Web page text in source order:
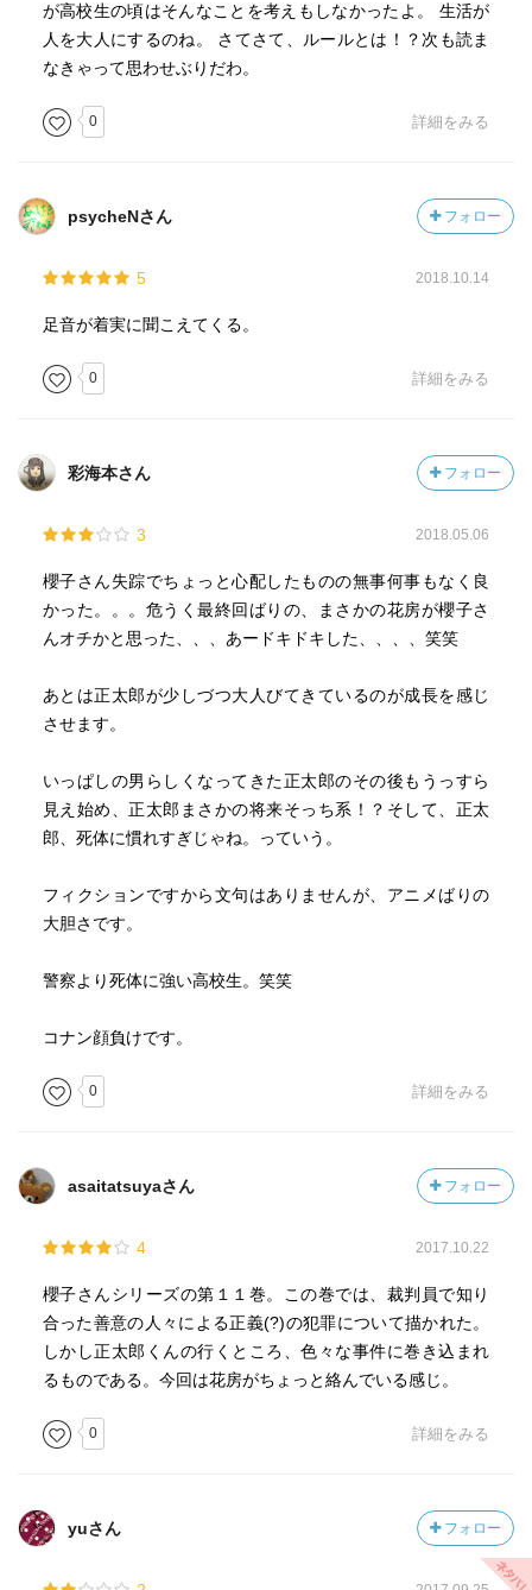
が高校生の頃はそんなことを考えもしなかったよ。 生活が
人を大人にするのね。 さてさて、ルールとは！？次も読ま
なきゃって思わせぶりだわ。
0 詳細をみる
psycheNさん フォロー
5 2018.10.14
足音が着実に聞こえてくる。
0 詳細をみる
彩海本さん フォロー
3 2018.05.06
櫻子さん失踪でちょっと心配したものの無事何事もなく良
かった。。。危うく最終回ばりの、まさかの花房が櫻子さ
んオチかと思った、、、あードキドキした、、、、笑笑
あとは正太郎が少しづつ大人びてきているのが成長を感じ
させます。
いっぱしの男らしくなってきた正太郎のその後もうっすら
見え始め、正太郎まさかの将来そっち系！？そして、正太
郎、死体に慣れすぎじゃね。っていう。
フィクションですから文句はありませんが、アニメばりの
大胆さです。
警察より死体に強い高校生。笑笑
コナン顔負けです。
0 詳細をみる
asaitatsuyaさん フォロー
4 2017.10.22
櫻子さんシリーズの第１１巻。この巻では、裁判員で知り
合った善意の人々による正義(?)の犯罪について描かれた。
しかし正太郎くんの行くところ、色々な事件に巻き込まれ
るものである。今回は花房がちょっと絡んでいる感じ。
0 詳細をみる
yuさん フォロー